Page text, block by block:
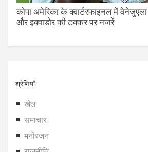
कोपा अमेरिका के क्वार्टरफाइनल में
और इक्वाडोर की टक्कर पर नजरें
श्रेणियाँ
खेल
समाचार
मनोरंजन